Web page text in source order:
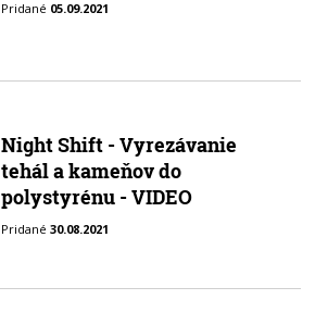
Pridané 05.09.2021
Night Shift - Vyrezávanie
tehál a kameňov do
polystyrénu - VIDEO
Pridané30.08.2021